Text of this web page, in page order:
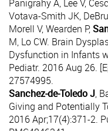
Panigrahy A, Lee V,
Votava-Smith JK,
Morell V, Wearden P,
M, Lo CW. Brain
Dysfunction in Infants
Pediatr. 2016 Aug 26.
27574995.
Sanchez-de-Toledo J,
Giving and Potentially
2016 Apr;17(4):371-2.